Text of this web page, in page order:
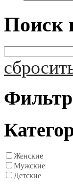
Поиск
Фильтр
Женские
Мужские
Детские